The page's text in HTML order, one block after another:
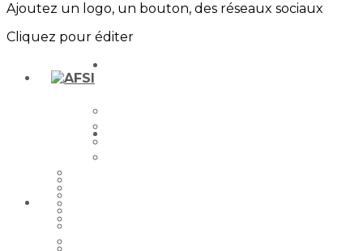
Ajoutez un logo, un bouton, des réseaux sociaux
Cliquez pour éditer